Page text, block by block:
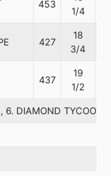
453
1/4
427
18
3/4
437
19
1/2
6. DIAMOND TYCOON-